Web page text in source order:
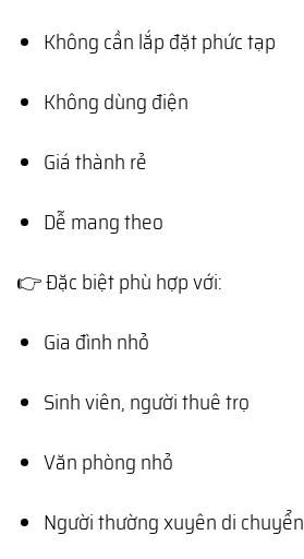
Không cần lắp đặt phức tạp
Không dùng điện
Giá thành rẻ
Dễ mang theo
👉 Đặc biệt phù hợp với:
Gia đình nhỏ
Sinh viên, người thuê trọ
Văn phòng nhỏ
Người thường xuyên di chuyển